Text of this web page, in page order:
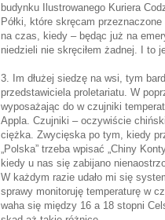
budynku Ilustrowanego Kuriera
Półki, które skręcam
na czas, kiedy – będąc już na
niedzieli nie skręciłem żadnej. I to
3. Im dłużej siedzę na wsi, tym
przedstawiciela proletariatu. W
wyposażając do w czujniki
Appla. Czujniki – oczywiście
ciężka. Zwycięska po tym, kiedy
„Polska” trzeba wpisać „Chiny
kiedy u nas się zabijano
W każdym razie udało mi się
sprawy monitoruję temperaturę w
waha się między 16 a 18 stopni